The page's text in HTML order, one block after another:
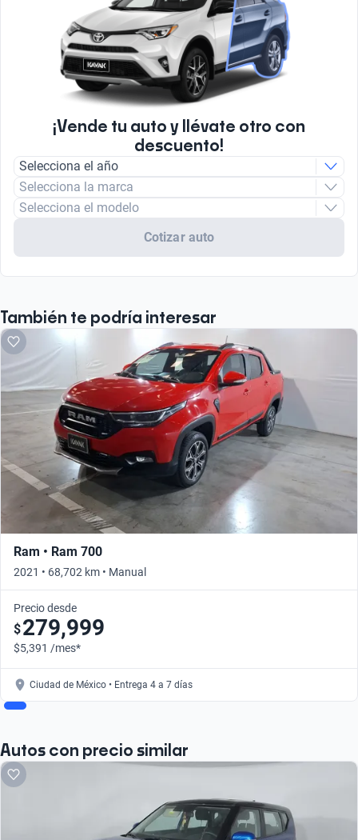
¡Vende tu auto y llévate otro con
descuento!
Selecciona el año
Selecciona la marca
Selecciona el modelo
Cotizar auto
También te podría interesar
Ram • Ram 700
2021 • 68,702 km • Manual
Precio desde
$279,999
$5,391 /mes*
Ciudad de México • Entrega 4 a 7 días
Autos con precio similar